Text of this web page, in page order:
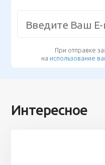
При отправке
на использование
Интересное